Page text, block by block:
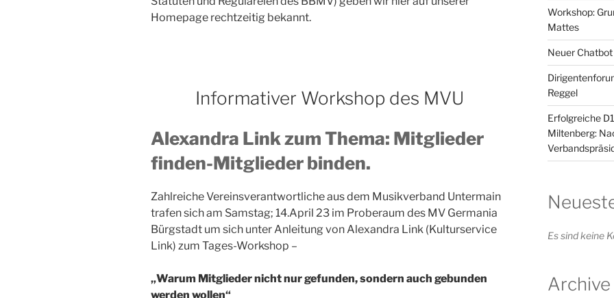
Homepage rechtzeitig bekannt.
Informativer Workshop des MVU
Alexandra Link zum Thema: Mitglieder
finden-Mitglieder binden.
Zahlreiche Vereinsverantwortliche aus dem Musikverband Untermain
trafen sich am Samstag; 14.April 23 im Proberaum des MV Germania
Bürgstadt um sich unter Anleitung von Alexandra Link (Kulturservice
Link) zum Tages-Workshop –
„Warum Mitglieder nicht nur gefunden, sondern auch gebunden
werden wollen“
Workshop:
Mattes
Neuer
Reggel
Erfolgreiche
Miltenberg:
Es sind keine
Archive